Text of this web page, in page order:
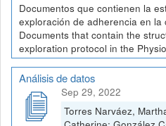
Documentos que contienen la
exploración de adherencia en la
Documents that contain the
exploration protocol in the
Análisis de datos
Sep 29, 2022
Torres Narváez,